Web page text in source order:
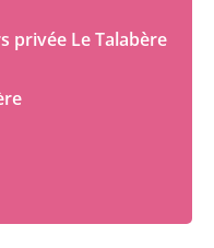
privée Le Talabère